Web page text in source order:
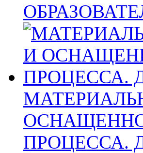
ПРОЦЕССА.